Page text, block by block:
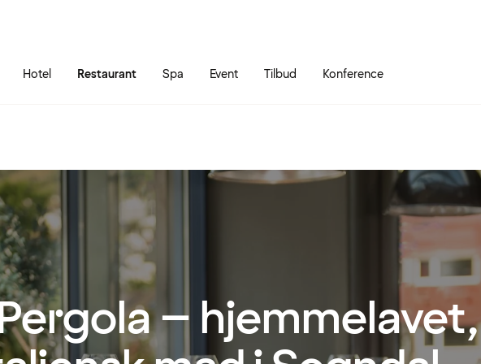
Hotel Restaurant Spa Event Tilbud Konference
– hjemmelavet,